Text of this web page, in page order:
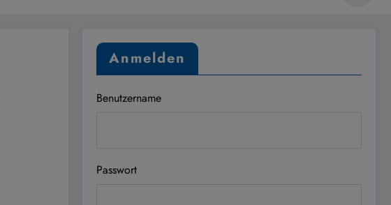
Anmelden
Benutzername
Passwort